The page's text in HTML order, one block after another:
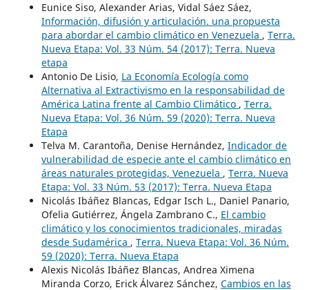
Eunice Siso, Alexander Arias, Vidal Sáez Sáez,
Información, difusión y articulación. una propuesta
para abordar el cambio climático en Venezuela , Terra.
Nueva Etapa: Vol. 33 Núm. 54 (2017): Terra. Nueva
etapa
Antonio De Lisio, La Economía Ecología como
Alternativa al Extractivismo en la responsabilidad de
América Latina frente al Cambio Climático , Terra.
Nueva Etapa: Vol. 36 Núm. 59 (2020): Terra. Nueva
Etapa
Telva M. Carantoña, Denise Hernández, Indicador de
vulnerabilidad de especie ante el cambio climático en
áreas naturales protegidas, Venezuela , Terra. Nueva
Etapa: Vol. 33 Núm. 53 (2017): Terra. Nueva Etapa
Nicolás Ibáñez Blancas, Edgar Isch L., Daniel Panario,
Ofelia Gutiérrez, Ángela Zambrano C., El cambio
climático y los conocimientos tradicionales, miradas
desde Sudamérica , Terra. Nueva Etapa: Vol. 36 Núm.
59 (2020): Terra. Nueva Etapa
Alexis Nicolás Ibáñez Blancas, Andrea Ximena
Miranda Corzo, Erick Álvarez Sánchez, Cambios en las